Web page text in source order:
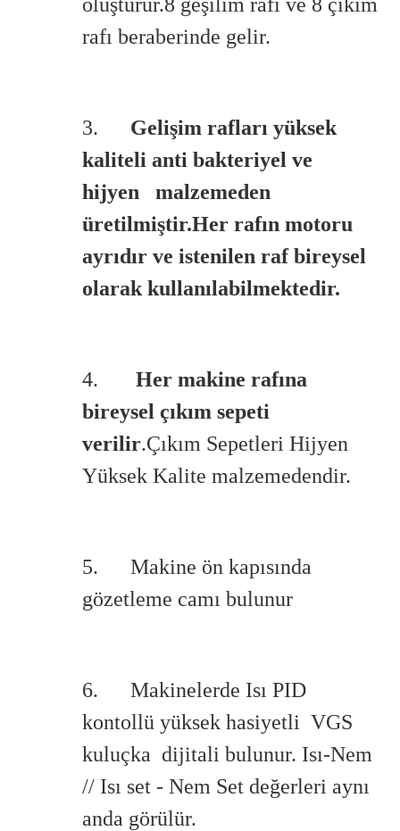
rafı beraberinde gelir.
3. Gelişim rafları yüksek
kaliteli anti bakteriyel ve
hijyen malzemeden
üretilmiştir.Her rafın motoru
ayrıdır ve istenilen raf bireysel
olarak kullanılabilmektedir.
4. Her makine rafına
bireysel çıkım sepeti
verilir.Çıkım Sepetleri Hijyen
Yüksek Kalite malzemedendir.
5. Makine ön kapısında
gözetleme camı bulunur
6. Makinelerde Isı PID
kontollü yüksek hasiyetli VGS
kuluçka dijitali bulunur. Isı-Nem
// Isı set - Nem Set değerleri aynı
anda görülür.